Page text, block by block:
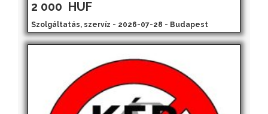
2 000 HUF
Szolgáltatás, szervíz - 2026-07-28 - Budapest